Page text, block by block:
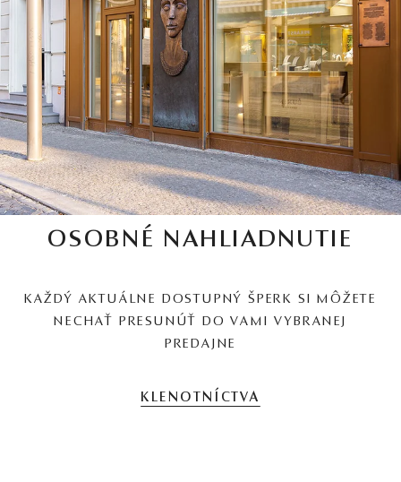
OSOBNÉ NAHLIADNUTIE
KAŽDÝ AKTUÁLNE DOSTUPNÝ ŠPERK SI MÔŽETE
NECHAŤ PRESUNÚŤ DO VAMI VYBRANEJ
PREDAJNE
KLENOTNÍCTVA